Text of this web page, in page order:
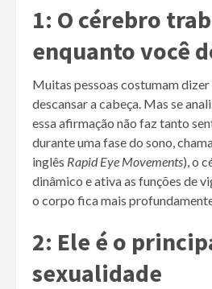
1: O cérebro
enquanto você
Muitas pessoas costumam
descansar a cabeça. Mas se
essa afirmação não faz tanto
durante uma fase do sono,
inglês Rapid Eye Movements), o
dinâmico e ativa as funções de
o corpo fica mais
2: Ele é o
sexualidade